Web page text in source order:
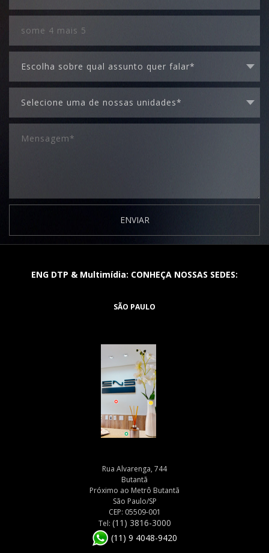
ENVIAR
ENG DTP & Multimídia: CONHEÇA NOSSAS SEDES:
SÃO PAULO
Rua Alvarenga, 744
Butantã
Próximo ao Metrô Butantã
São Paulo/SP
CEP: 05509-001
Tel: (11) 3816-3000
(11) 9 4048-9420